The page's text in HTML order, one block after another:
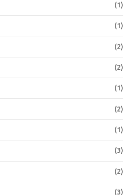
(1)
(1)
(2)
(2)
(1)
(2)
(1)
(3)
(2)
(3)